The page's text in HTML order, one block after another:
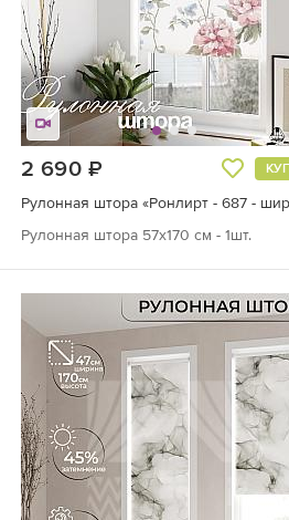
2 690
Рулонная штора 57х170 см - 1шт.